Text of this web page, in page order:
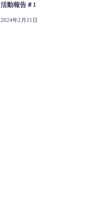
活動報告＃1
2024年2月21日